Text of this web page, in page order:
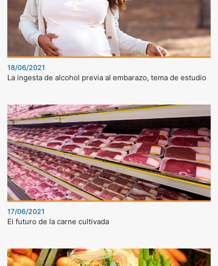
18/06/2021
La ingesta de alcohol previa al embarazo, tema de estudio
17/06/2021
El futuro de la carne cultivada